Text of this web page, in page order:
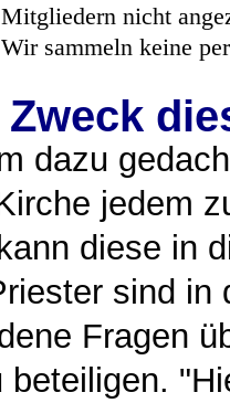
Mitgliedern nicht
Wir sammeln keine
dazu
jedem
diese in
sind in
Fragen
beteiligen.